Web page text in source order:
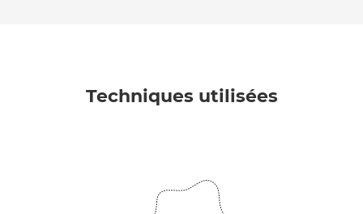
Techniques utilisées